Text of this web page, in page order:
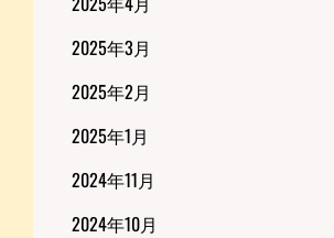
2025年3月
2025年2月
2025年1月
2024年11月
2024年10月